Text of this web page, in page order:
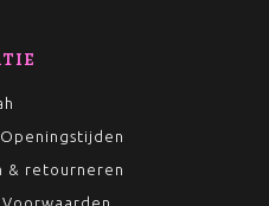
& retourneren